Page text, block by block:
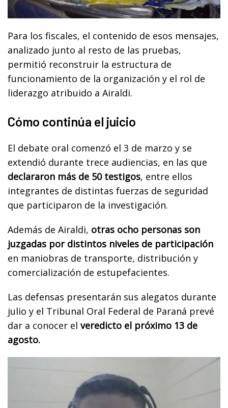
Para los fiscales, el contenido de esos mensajes,
analizado junto al resto de las pruebas,
permitió reconstruir la estructura de
funcionamiento de la organización y el rol de
liderazgo atribuido a Airaldi.
Cómo continúa el juicio
El debate oral comenzó el 3 de marzo y se
extendió durante trece audiencias, en las que
declararon más de 50 testigos, entre ellos
integrantes de distintas fuerzas de seguridad
que participaron de la investigación.
Además de Airaldi, otras ocho personas son
juzgadas por distintos niveles de participación
en maniobras de transporte, distribución y
comercialización de estupefacientes.
Las defensas presentarán sus alegatos durante
julio y el Tribunal Oral Federal de Paraná prevé
dar a conocer el veredicto el próximo 13 de
agosto.